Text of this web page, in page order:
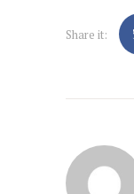
Share it: